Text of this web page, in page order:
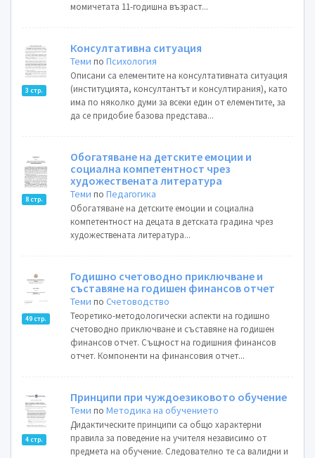
момичетата 11-годишна възраст...
3 стр.
Консултативна ситуация
Теми поПсихология
Описани са елементите на консултативната ситуация
(институцията, консултантът и консултирания), като
има по няколко думи за всеки един от елементите, за
да се придобие базова представа...
8 стр.
Обогатяване на детските емоции и
социална компетентност чрез
художествената литература
Теми поПедагогика
Обогатяване на детските емоции и социална
компетентност на децата в детската градина чрез
художествената литература...
49 стр.
Годишно счетоводно приключване и
съставяне на годишен финансов отчет
Теми поСчетоводство
Теоретико-методологически аспекти на годишно
счетоводно приключване и съставяне на годишен
финансов отчет. Същност на годишния финансов
отчет. Компоненти на финансовия отчет...
4 стр.
Принципи при чуждоезиковото обучение
Теми поМетодика на обучението
Дидактическите принципи са общо характерни
правила за поведение на учителя независимо от
предмета на обучение. Следователно те са валидни и